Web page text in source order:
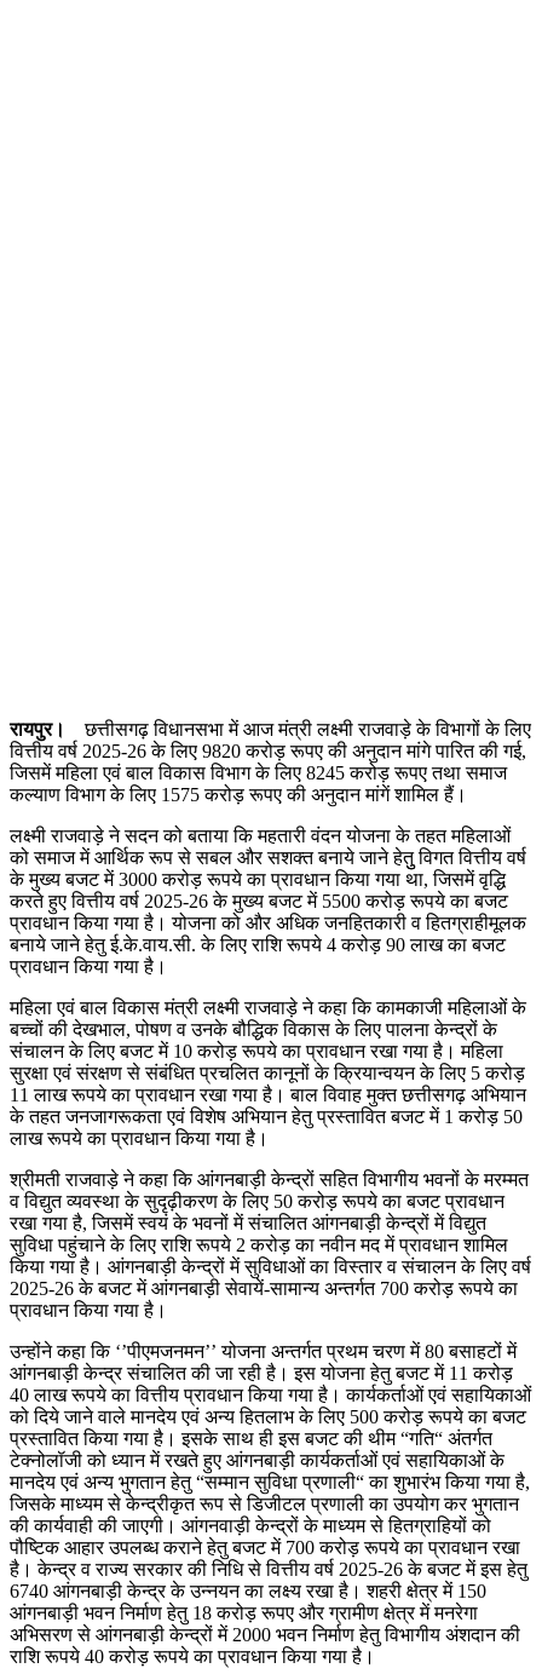
रायपुर।
छत्तीसगढ़ विधानसभा में आज मंत्री लक्ष्मी राजवाड़े के विभागों के लिए
वित्तीय वर्ष 2025-26 के लिए 9820 करोड़ रूपए की अनुदान मांगे पारित की गई,
जिसमें महिला एवं बाल विकास विभाग के लिए 8245 करोड़ रूपए तथा समाज
कल्याण विभाग के लिए 1575 करोड़ रूपए की अनुदान मांगें शामिल हैं।
लक्ष्मी राजवाड़े ने सदन को बताया कि महतारी वंदन योजना के तहत महिलाओं
को समाज में आर्थिक रूप से सबल और सशक्त बनाये जाने हेतुु विगत वित्तीय वर्ष
के मुख्य बजट में 3000 करोड़ रूपये का प्रावधान किया गया था, जिसमें वृद्धि
करते हुए वित्तीय वर्ष 2025-26 के मुख्य बजट में 5500 करोड़ रूपये का बजट
प्रावधान किया गया है। योजना को और अधिक जनहितकारी व हितग्राहीमूलक
बनाये जाने हेतु ई.के.वाय.सी. के लिए राशि रूपये 4 करोड़ 90 लाख का बजट
प्रावधान किया गया है।
महिला एवं बाल विकास मंत्री लक्ष्मी राजवाड़े ने कहा कि कामकाजी महिलाओं के
बच्चों की देखभाल, पोषण व उनके बौद्धिक विकास के लिए पालना केन्द्रों के
संचालन के लिए बजट में 10 करोड़ रूपये का प्रावधान रखा गया है। महिला
सुरक्षा एवं संरक्षण से संबंधित प्रचलित कानूनों के क्रियान्वयन के लिए 5 करोड़
11 लाख रूपये का प्रावधान रखा गया है। बाल विवाह मुक्त छत्तीसगढ़ अभियान
के तहत जनजागरूकता एवं विशेष अभियान हेतु प्रस्तावित बजट में 1 करोड़ 50
लाख रूपये का प्रावधान किया गया है।
श्रीमती राजवाड़े ने कहा कि आंगनबाड़ी केन्द्रों सहित विभागीय भवनों के मरम्मत
व विद्युत व्यवस्था के सुदृढ़ीकरण के लिए 50 करोड़ रूपये का बजट प्रावधान
रखा गया है, जिसमें स्वयं के भवनों में संचालित आंगनबाड़ी केन्द्रों में विद्युत
सुविधा पहुंचाने के लिए राशि रूपये 2 करोड़ का नवीन मद में प्रावधान शामिल
किया गया है। आंगनबाड़ी केन्द्रों में सुविधाओं का विस्तार व संचालन के लिए वर्ष
2025-26 के बजट में आंगनबाड़ी सेवायें-सामान्य अन्तर्गत 700 करोड़ रूपये का
प्रावधान किया गया है।
उन्होंने कहा कि ‘’पीएमजनमन’’ योजना अन्तर्गत प्रथम चरण में 80 बसाहटों में
आंगनबाड़ी केन्द्र संचालित की जा रही है। इस योजना हेतु बजट में 11 करोड़
40 लाख रूपये का वित्तीय प्रावधान किया गया है। कार्यकर्ताओं एवं सहायिकाओं
को दिये जाने वाले मानदेय एवं अन्य हितलाभ के लिए 500 करोड़ रूपये का बजट
प्रस्तावित किया गया है। इसके साथ ही इस बजट की थीम “गति“ अंतर्गत
टेक्नोलॉजी को ध्यान में रखते हुए आंगनबाड़ी कार्यकर्ताओं एवं सहायिकाओं के
मानदेय एवं अन्य भुगतान हेतु “सम्मान सुविधा प्रणाली“ का शुभारंभ किया गया है,
जिसके माध्यम से केन्द्रीकृत रूप से डिजीटल प्रणाली का उपयोग कर भुगतान
की कार्यवाही की जाएगी। आंगनवाड़ी केन्द्रों के माध्यम से हितग्राहियों को
पौष्टिक आहार उपलब्ध कराने हेतु बजट में 700 करोड़ रूपये का प्रावधान रखा
है। केन्द्र व राज्य सरकार की निधि से वित्तीय वर्ष 2025-26 के बजट में इस हेतु
6740 आंगनबाड़ी केन्द्र के उन्नयन का लक्ष्य रखा है। शहरी क्षेत्र में 150
आंगनबाड़ी भवन निर्माण हेतु 18 करोड़ रूपए और ग्रामीण क्षेत्र में मनरेगा
अभिसरण से आंगनबाड़ी केन्द्रों में 2000 भवन निर्माण हेतु विभागीय अंशदान की
राशि रूपये 40 करोड़ रूपये का प्रावधान किया गया है।